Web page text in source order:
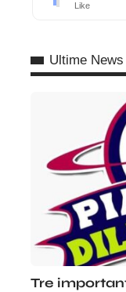
Like
Ultime News
Tre